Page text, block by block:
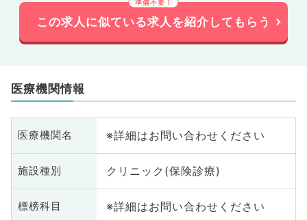
この求人に似ている求人を紹介してもらう
医療機関情報
医療機関名 ※詳細はお問い合わせください
施設種別 クリニック(保険診療)
標榜科目 ※詳細はお問い合わせください